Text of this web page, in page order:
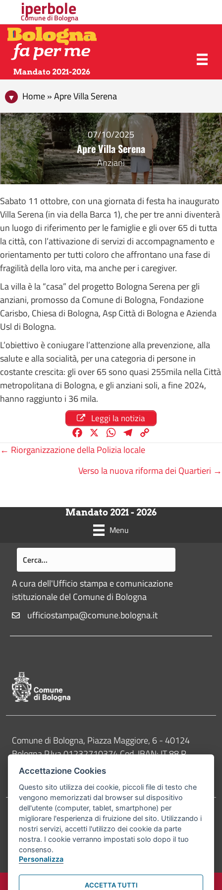
iperbole
Comune di Bologna
Home » Apre Villa Serena
07/10/2025
Apre Villa Serena
Anziani
Sabato 11 ottobre, con una giornata di festa ha inaugurato
Villa Serena (in via della Barca 1), che per tre anni diventerà
un luogo di riferimento per le famiglie e gli over 65 di tutta
la città, con l’attivazione di servizi di accompagnamento e
orientamento per tutti coloro che affrontano una fase di
fragilità della loro vita, ma anche per i caregiver.
La villa è la “casa” del progetto Bologna Serena per gli
anziani, promosso da Comune di Bologna, Fondazione
Carisbo, Chiesa di Bologna, Asp Città di Bologna e Azienda
Usl di Bologna.
L’obiettivo è coniugare l’attenzione alla prevenzione, alla
salute e alla socialità, per una categoria di persone in
costante crescita: gli over 65 sono quasi 255mila nella Città
metropolitana di Bologna, e gli anziani soli, a fine 2024,
hanno raggiunto i 36 mila.
Leggi la notizia
a
e
o
W
h
t
p
e
e
a
y
n
Posts
← Riorganizzazione della Polizia locale
Verso la nuova riforma dei Quartieri →
Menu
Mandato 2021 - 2026
A cura dell'Ufficio stampa e comunicazione
istituzionale del Comune di Bologna
ufficiostampa@comune.bologna.it
Contatti
Comune di Bologna, Piazza Maggiore, 6 - 40124
Bologna P.Iva 01232710374 Cod. IBAN: IT 88 R
02008 02435 000020067156
Telefono:051203040
Accessibilità Carta dei valori
Informativa sul trattamento dei dati personali Note legali
© Comune di Bologna 2026. Tutti i diritti riservati.
Accettazione Cookies
Questo sito utilizza dei cookie, piccoli file di testo che
vengono memorizzati dal browser sul dispositivo
dell'utente (computer, tablet, smartphone) per
migliorare l'esperienza di fruizione del sito. Utilizzando i
nostri servizi, accetti l'utilizzo dei cookie da parte
nostra. I cookie verranno impostati solo dopo il tuo
consenso.
Personalizza
ACCETTA TUTTI